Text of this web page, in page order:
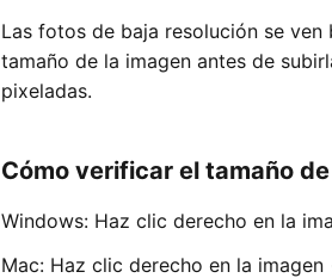
Las fotos de baja resolución se
tamaño de la imagen antes de
pixeladas.
Cómo verificar el tamaño
Windows: Haz clic derecho en la
Mac: Haz clic derecho en la